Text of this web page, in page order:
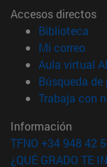
Accesos directos
Biblioteca
Mi correo
Aula virtual
Búsqueda de
Trabaja con
Información
TFNO +34 948 42
¿QUÉ GRADO TE